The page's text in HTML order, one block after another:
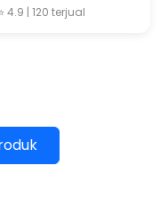
4.9 | 120 terjual